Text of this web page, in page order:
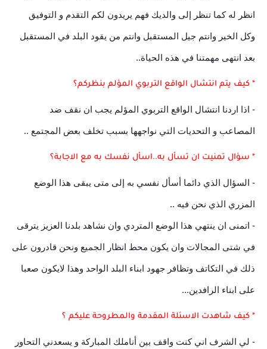
انظر له كما تنظر إلى والديك فهم يريدون لكم التقدم و التوفيق
وكل الخير وانتم جيل المستقبل وانتم من يقود البلد في المستقبل
بعد انتهى مهمتنا في هذه الحياة..
* كيف يتم انتشال الواقع التربوي المؤلم بنظركم؟
- اذا اردنا انتشال الواقع التربوي المؤلم يجب ان نقف ضد
المصاعب و التحديات التي نواجهها بسبب تخلف بعض المجتمع ..
* سؤال تمنيت ان تسأل به..اسأل نفسك به مع الاجابة؟
- السؤال الذي دائما أسأل نفسي به إلى متى يبقى هذا الوضع
المزري الذي نحن فيه ..
- اتمنى ان ينتهي هذا الوضع المتردي وان نشاهد بلدنا العزيز يترقى
في شتى المجالات وان يكون محط انظار الجميع ونحن قادرون على
ذلك في التكاتف وتظافر جهود ابناء البلد الواحد وهذا لايكون صعبا
على ابناء الرافدين...
* كيف شاهدت الاسئلة المقدمة والمطروحة عليكم ؟
- لي الشرف اني كنت واقف بين أناملك المباركة و يسعدني التحاور